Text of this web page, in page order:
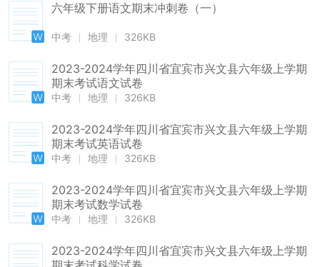
六年级下册语文期末冲刺卷（一）
中考 地理 326KB
2023-2024学年四川省宜宾市兴文县六年级上学期
期末考试语文试卷
中考 地理 326KB
2023-2024学年四川省宜宾市兴文县六年级上学期
期末考试英语试卷
中考 地理 326KB
2023-2024学年四川省宜宾市兴文县六年级上学期
期末考试数学试卷
中考 地理 326KB
2023-2024学年四川省宜宾市兴文县六年级上学期